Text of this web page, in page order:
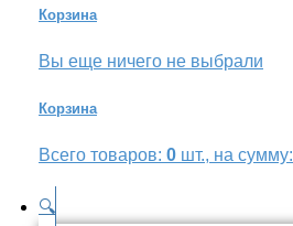
Корзина
Вы еще ничего не выбрали
Корзина
Всего товаров: 0 шт., на сумму:
🔍